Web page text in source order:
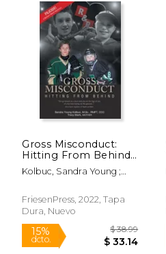
Gross Misconduct:
Hitting From Behind
(en Inglés)
Kolbuc, Sandra Young ;
FriesenPress, 2022, Tapa
Dura, Nuevo